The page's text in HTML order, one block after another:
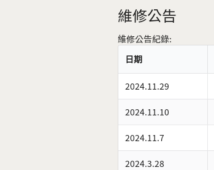
維修公告
維修公告紀錄:
日期
2024.11.29
2024.11.10
2024.11.7
2024.3.28